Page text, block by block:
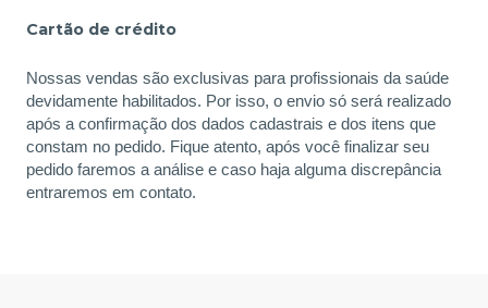
Cartão de crédito
Nossas vendas são exclusivas para profissionais da saúde
devidamente habilitados. Por isso, o envio só será realizado
após a confirmação dos dados cadastrais e dos itens que
constam no pedido. Fique atento, após você finalizar seu
pedido faremos a análise e caso haja alguma discrepância
entraremos em contato.